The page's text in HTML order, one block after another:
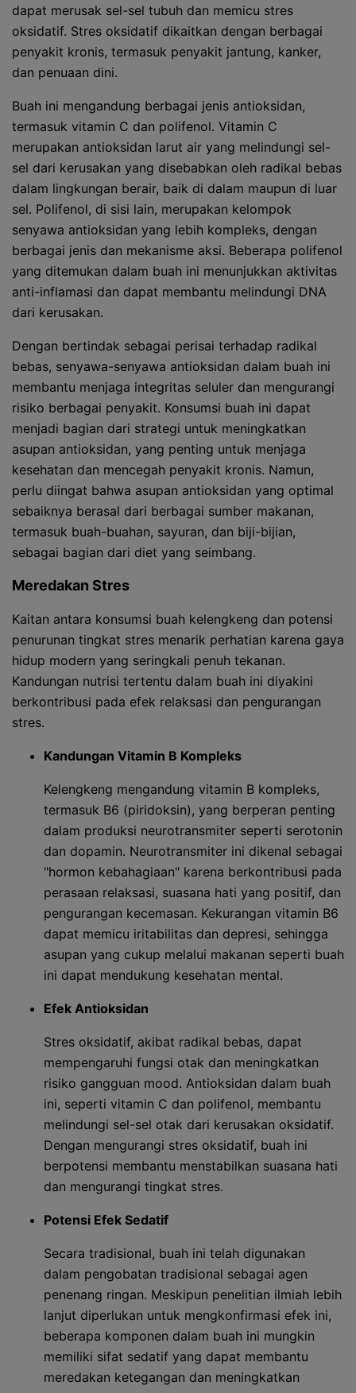
dapat merusak sel-sel tubuh dan memicu stres
oksidatif. Stres oksidatif dikaitkan dengan berbagai
penyakit kronis, termasuk penyakit jantung, kanker,
dan penuaan dini.
Buah ini mengandung berbagai jenis antioksidan,
termasuk vitamin C dan polifenol. Vitamin C
merupakan antioksidan larut air yang melindungi sel-
sel dari kerusakan yang disebabkan oleh radikal bebas
dalam lingkungan berair, baik di dalam maupun di luar
sel. Polifenol, di sisi lain, merupakan kelompok
senyawa antioksidan yang lebih kompleks, dengan
berbagai jenis dan mekanisme aksi. Beberapa polifenol
yang ditemukan dalam buah ini menunjukkan aktivitas
anti-inflamasi dan dapat membantu melindungi DNA
dari kerusakan.
Dengan bertindak sebagai perisai terhadap radikal
bebas, senyawa-senyawa antioksidan dalam buah ini
membantu menjaga integritas seluler dan mengurangi
risiko berbagai penyakit. Konsumsi buah ini dapat
menjadi bagian dari strategi untuk meningkatkan
asupan antioksidan, yang penting untuk menjaga
kesehatan dan mencegah penyakit kronis. Namun,
perlu diingat bahwa asupan antioksidan yang optimal
sebaiknya berasal dari berbagai sumber makanan,
termasuk buah-buahan, sayuran, dan biji-bijian,
sebagai bagian dari diet yang seimbang.
Meredakan Stres
Kaitan antara konsumsi buah kelengkeng dan potensi
penurunan tingkat stres menarik perhatian karena gaya
hidup modern yang seringkali penuh tekanan.
Kandungan nutrisi tertentu dalam buah ini diyakini
berkontribusi pada efek relaksasi dan pengurangan
stres.
Kandungan Vitamin B Kompleks
Kelengkeng mengandung vitamin B kompleks,
termasuk B6 (piridoksin), yang berperan penting
dalam produksi neurotransmiter seperti serotonin
dan dopamin. Neurotransmiter ini dikenal sebagai
"hormon kebahagiaan" karena berkontribusi pada
perasaan relaksasi, suasana hati yang positif, dan
pengurangan kecemasan. Kekurangan vitamin B6
dapat memicu iritabilitas dan depresi, sehingga
asupan yang cukup melalui makanan seperti buah
ini dapat mendukung kesehatan mental.
Efek Antioksidan
Stres oksidatif, akibat radikal bebas, dapat
mempengaruhi fungsi otak dan meningkatkan
risiko gangguan mood. Antioksidan dalam buah
ini, seperti vitamin C dan polifenol, membantu
melindungi sel-sel otak dari kerusakan oksidatif.
Dengan mengurangi stres oksidatif, buah ini
berpotensi membantu menstabilkan suasana hati
dan mengurangi tingkat stres.
Potensi Efek Sedatif
Secara tradisional, buah ini telah digunakan
dalam pengobatan tradisional sebagai agen
penenang ringan. Meskipun penelitian ilmiah lebih
lanjut diperlukan untuk mengkonfirmasi efek ini,
beberapa komponen dalam buah ini mungkin
memiliki sifat sedatif yang dapat membantu
meredakan ketegangan dan meningkatkan